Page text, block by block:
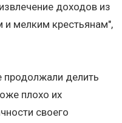
доходов из
и мелким крестьянам",
продолжали делить
плохо их
своего